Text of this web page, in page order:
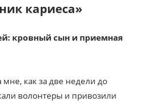
кариеса»
кровный сын и приемная
как за две недели до
волонтеры и привозили